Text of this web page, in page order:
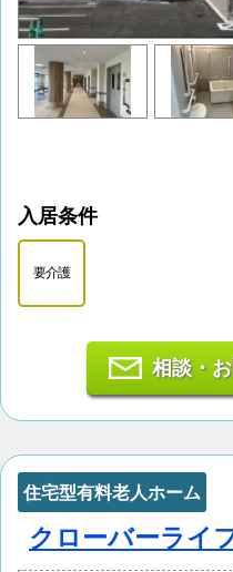
入居条件
要介護
相談・
住宅型有料老人ホーム
クローバーライ